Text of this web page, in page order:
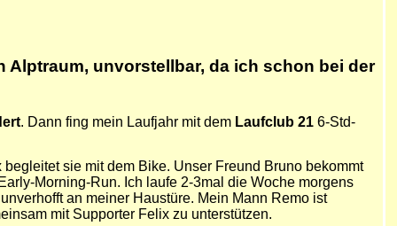
Alptraum, unvorstellbar, da ich schon bei der
. Dann fing mein Laufjahr mit dem Laufclub 21 6-Std-
sie mit dem Bike. Unser Freund Bruno bekommt
Morning-Run. Ich laufe 2-3mal die Woche morgens
an meiner Haustüre. Mein Mann Remo ist
mit Supporter Felix zu unterstützen.